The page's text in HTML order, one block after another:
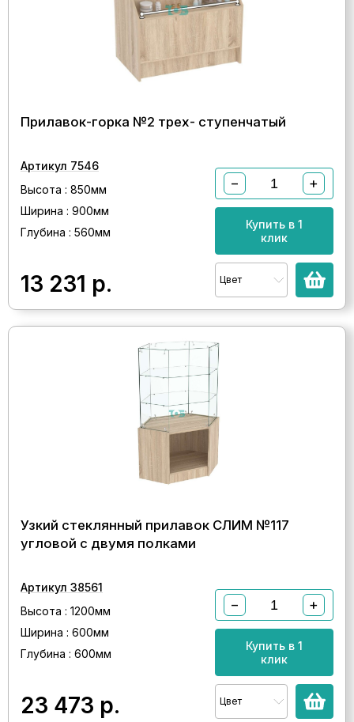
Прилавок-горка №2 трех- ступенчатый
Артикул 7546
Высота : 850мм
Ширина : 900мм
Глубина : 560мм
13 231 р.
− +
Купить в 1
клик
Цвет
Узкий стеклянный прилавок СЛИМ №117
угловой с двумя полками
Артикул 38561
Высота : 1200мм
Ширина : 600мм
Глубина : 600мм
23 473 р.
− +
Купить в 1
клик
Цвет